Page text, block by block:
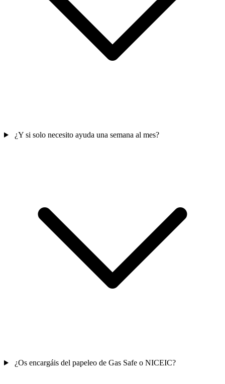
¿Y si solo necesito ayuda una semana al mes?
¿Os encargáis del papeleo de Gas Safe o NICEIC?